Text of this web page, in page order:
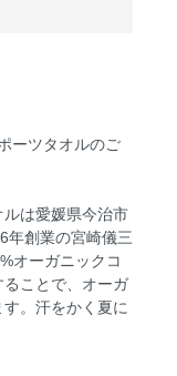
ーツタオルのご
は愛媛県今治市
年創業の宮崎儀三
オーガニックコ
ことで、オーガ
。汗をかく夏に